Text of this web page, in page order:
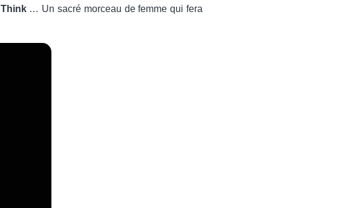
Think… Un sacré morceau de femme qui fera